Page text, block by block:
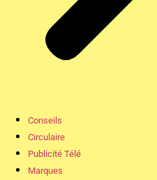
Conseils
Circulaire
Publicité Télé
Marques